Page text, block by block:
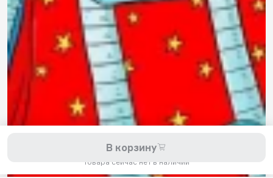
В корзину
Товара сейчас нет в наличии
8 800 200-11-45
Задать вопрос в Telegram
5,0
Рейтинг магазина
Мы принимаем к оплате:
самокатов, запчастей для самокатов, аксессуаров, экипировки,
одежды и обуви.